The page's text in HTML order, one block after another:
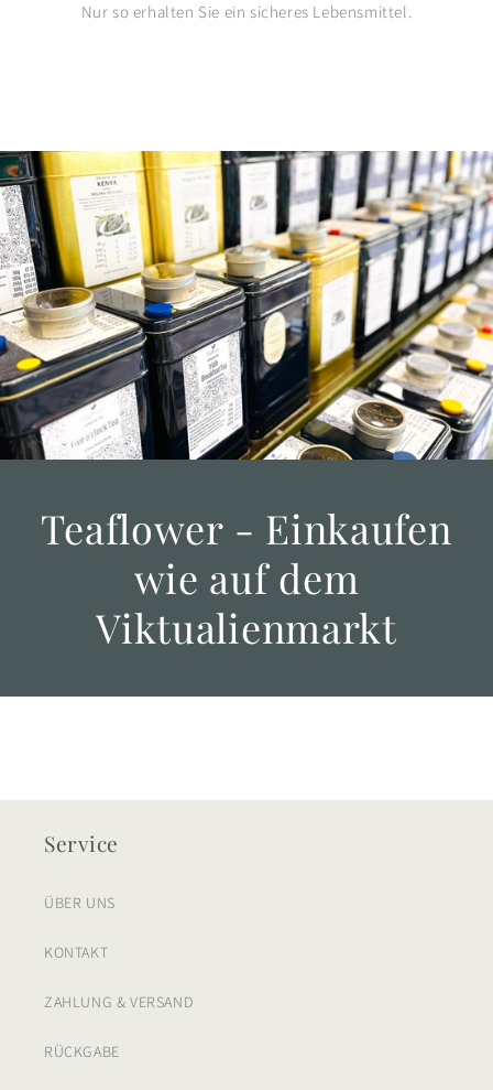
Nur so erhalten Sie ein sicheres Lebensmittel.
Teaflower - Einkaufen
wie auf dem
Viktualienmarkt
Service
ÜBER UNS
KONTAKT
ZAHLUNG & VERSAND
RÜCKGABE